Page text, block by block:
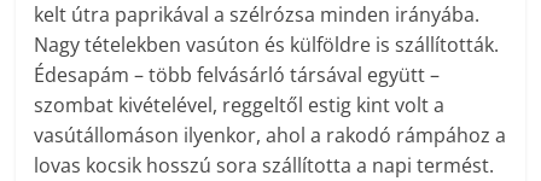
kelt útra paprikával a szélrózsa minden irányába.
Nagy tételekben vasúton és külföldre is szállították.
Édesapám – több felvásárló társával együtt –
szombat kivételével, reggeltől estig kint volt a
vasútállomáson ilyenkor, ahol a rakodó rámpához a
lovas kocsik hosszú sora szállította a napi termést.